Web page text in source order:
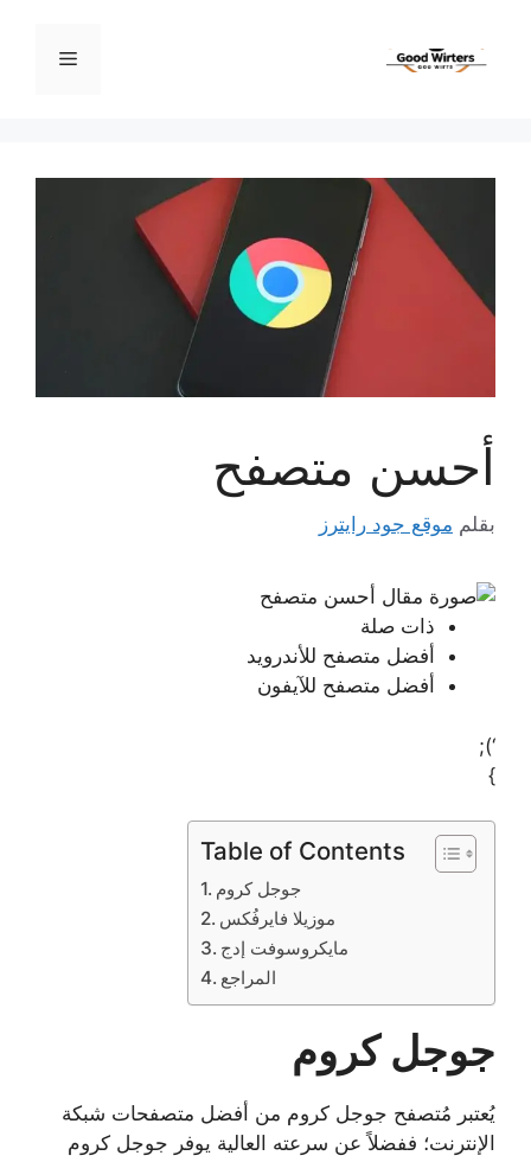
المحتوى
القائمة
أحسن متصفح
بقلم موقع جود رايترز
ذات صلة
أفضل متصفح للأندرويد
أفضل متصفح للآيفون
‘);
}
Table of Contents
جوجل كروم
موزيلا فايرفُكس
مايكروسوفت إدج
المراجع
جوجل كروم
يُعتبر مُتصفح جوجل كروم من أفضل متصفحات شبكة
الإنترنت؛ ففضلاً عن سرعته العالية يوفر جوجل كروم